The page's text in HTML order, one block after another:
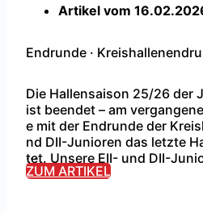
Artikel vom
Endrunde ·
Die Hallensaison 25/26 der
ist beendet – am
e mit der Endrunde der
nd DII-Junioren das letzte
tet. Unsere EII- und DII-
rsten Gruppenspielen leider
...
ZUM ARTIKEL